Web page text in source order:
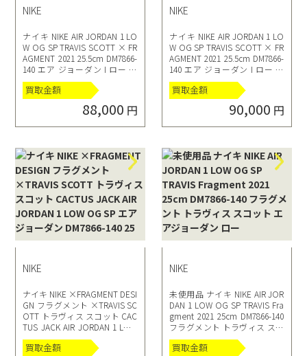
NIKE
ナイキ NIKE AIR JORDAN 1 LO
W OG SP TRAVIS SCOTT × FR
AGMENT 2021 25.5cm DM7866-
140 エア ジョーダン I ロー ト
ラヴィス スコット フラグメン
ト
買取金額
88,000 円
NIKE
ナイキ NIKE AIR JORDAN 1 LO
W OG SP TRAVIS SCOTT × FR
AGMENT 2021 25.5cm DM7866-
140 エア ジョーダン I ロー ト
ラヴィス スコット フラグメン
ト
買取金額
90,000 円
NIKE
ナイキ NIKE ×FRAGMENT DESI
GN フラグメント ×TRAVIS SC
OTT トラヴィス スコット CAC
TUS JACK AIR JORDAN 1 LOW
OG SP エアジョーダン DM7866
-140 25
買取金額
NIKE
未使用品 ナイキ NIKE AIR JOR
DAN 1 LOW OG SP TRAVIS Fra
gment 2021 25cm DM7866-140
フラグメント トラヴィス スコ
ット エアジョーダン ロー
買取金額